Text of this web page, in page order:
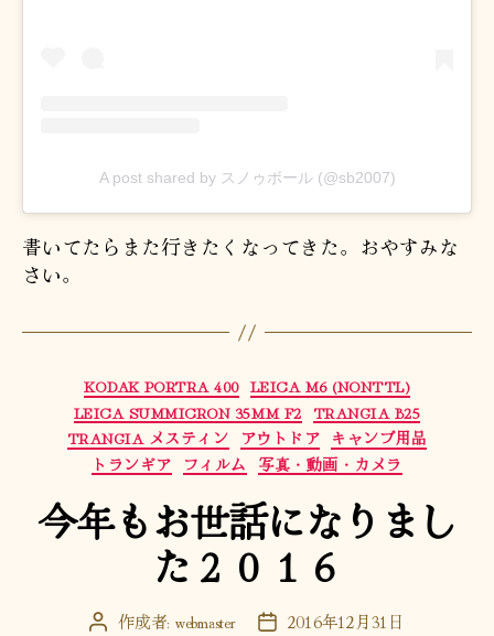
A post shared by スノゥボール (@sb2007)
書いてたらまた行きたくなってきた。おやすみな
さい。
カ
テ
ゴ
リ
ー
KODAK PORTRA 400 LEICA M6 (NONTTL)
LEICA SUMMICRON 35MM F2 TRANGIA B25
TRANGIA メスティン
アウトドア キャンプ用品
トランギア
フィルム 写真・動画・カメラ
今年もお世話になりまし
た２０１６
投 作成者: webmaster
投 2016年12月31日